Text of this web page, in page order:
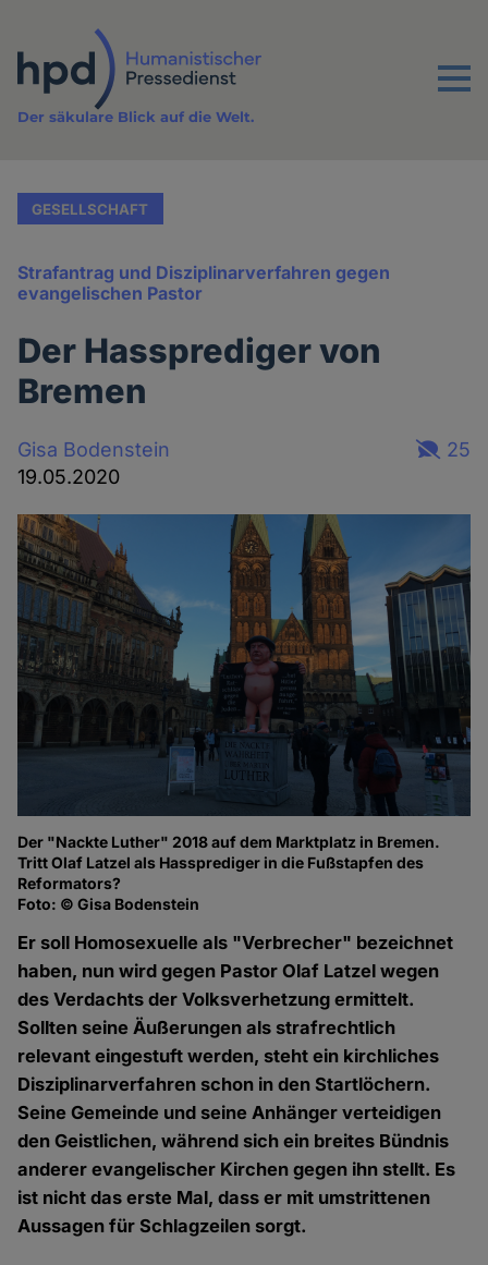
Inhalt
Menu
Der säkulare Blick auf die Welt.
GESELLSCHAFT
Strafantrag und Disziplinarverfahren gegen
evangelischen Pastor
Der Hassprediger von
Bremen
Gisa Bodenstein
19.05.2020
25
Der "Nackte Luther" 2018 auf dem Marktplatz in Bremen.
Tritt Olaf Latzel als Hassprediger in die Fußstapfen des
Reformators?
Foto: © Gisa Bodenstein
Er soll Homosexuelle als "Verbrecher" bezeichnet
haben, nun wird gegen Pastor Olaf Latzel wegen
des Verdachts der Volksverhetzung ermittelt.
Sollten seine Äußerungen als strafrechtlich
relevant eingestuft werden, steht ein kirchliches
Disziplinarverfahren schon in den Startlöchern.
Seine Gemeinde und seine Anhänger verteidigen
den Geistlichen, während sich ein breites Bündnis
anderer evangelischer Kirchen gegen ihn stellt. Es
ist nicht das erste Mal, dass er mit umstrittenen
Aussagen für Schlagzeilen sorgt.